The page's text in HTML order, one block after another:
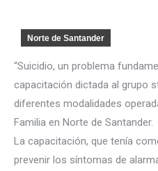
Norte de Santander
“Suicidio, un problema
capacitación dictada al grupo
diferentes modalidades
Familia en Norte de Santander.
La capacitación, que tenía
prevenir los síntomas de